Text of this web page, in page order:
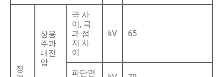
정
상용
주파
내전
압
극 사
이, 극
과 접
지 사
이
kV 65
파단면